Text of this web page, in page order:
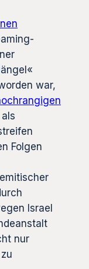
war,
Folgen
Israel
nur